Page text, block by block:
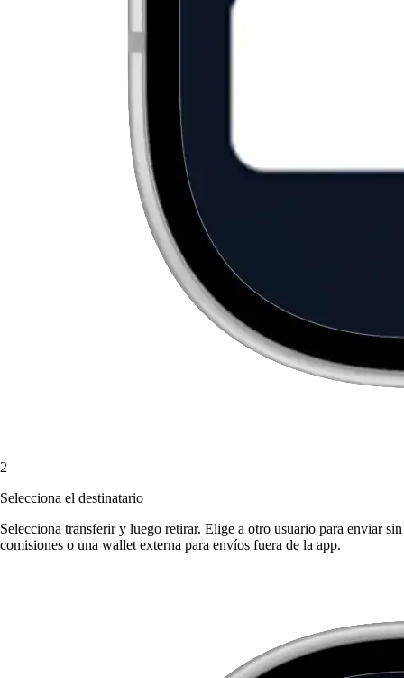
2
Selecciona el destinatario
Selecciona transferir y luego retirar. Elige a otro usuario para enviar sin
comisiones o una wallet externa para envíos fuera de la app.